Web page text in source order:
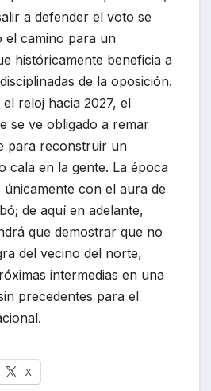
a defender el voto se
el camino para un
históricamente beneficia a
de la oposición.
reloj hacia 2027, el
se ve obligado a remar
para reconstruir un
cala en la gente. La época
con el aura de
de aquí en adelante,
que demostrar que no
del vecino del norte,
intermedias en una
precedentes para el
X